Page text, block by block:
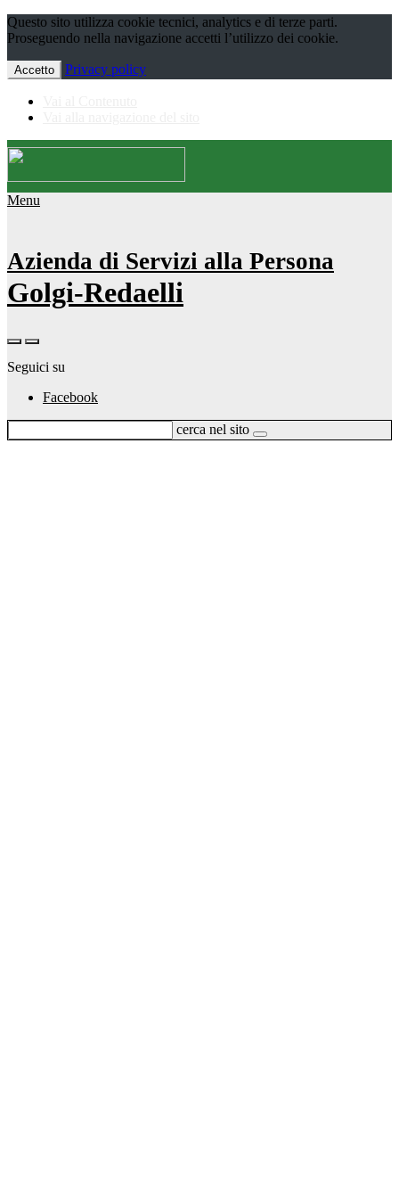
Questo sito utilizza cookie tecnici, analytics e di terze parti.
Proseguendo nella navigazione accetti l’utilizzo dei cookie.
Accetto Privacy policy
Menu
Azienda di Servizi alla Persona
Golgi-Redaelli
Seguici su
Facebook
cerca nel sito